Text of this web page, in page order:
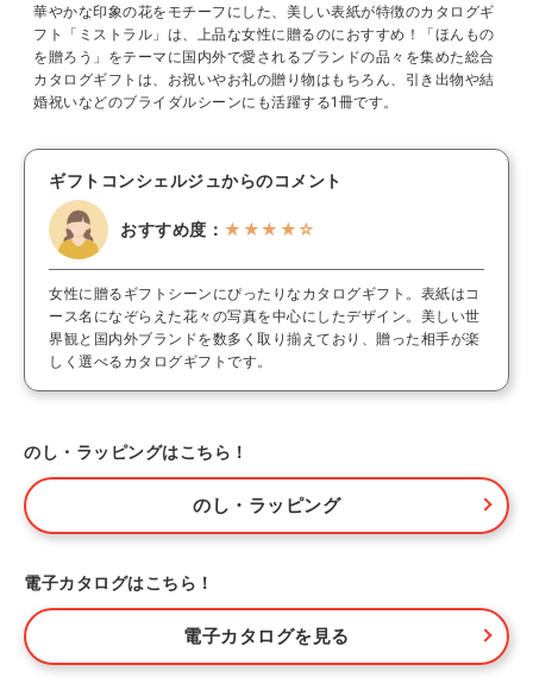
華やかな印象の花をモチーフにした、美しい表紙が特徴のカタログギ
フト「ミストラル」は、上品な女性に贈るのにおすすめ！「ほんもの
を贈ろう」をテーマに国内外で愛されるブランドの品々を集めた総合
カタログギフトは、お祝いやお礼の贈り物はもちろん、引き出物や結
婚祝いなどのブライダルシーンにも活躍する1冊です。
ギフトコンシェルジュからのコメント
おすすめ度： ★★★★☆
女性に贈るギフトシーンにぴったりなカタログギフト。表紙はコ
ース名になぞらえた花々の写真を中心にしたデザイン。美しい世
界観と国内外ブランドを数多く取り揃えており、贈った相手が楽
しく選べるカタログギフトです。
のし・ラッピングはこちら！
のし・ラッピング
電子カタログはこちら！
電子カタログを見る